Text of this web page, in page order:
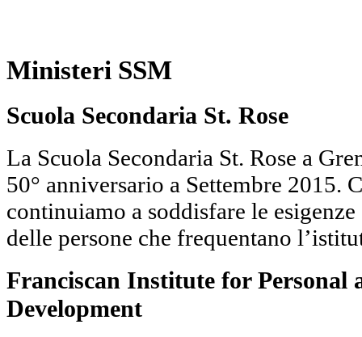
Ministeri SSM
Scuola Secondaria St. Rose
La Scuola Secondaria St. Rose a
50° anniversario a Settembre 2015.
continuiamo a soddisfare le
delle persone che frequentano
Franciscan Institute for Personal
Development